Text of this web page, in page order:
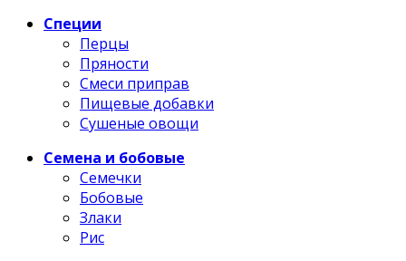
Специи
Перцы
Пряности
Смеси приправ
Пищевые добавки
Сушеные овощи
Семена и бобовые
Семечки
Бобовые
Злаки
Рис